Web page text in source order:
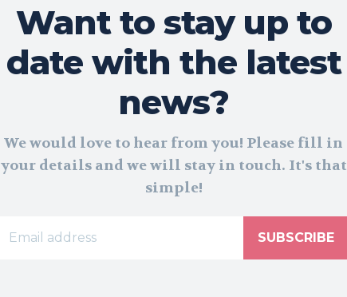
Want to stay up to
date with the latest
news?
We would love to hear from you! Please fill in
your details and we will stay in touch. It's that
simple!
SUBSCRIBE